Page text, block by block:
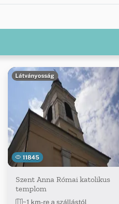
11845
Látványosság
Szent Anna Római katolikus
templom
~1 km-re a szállástól